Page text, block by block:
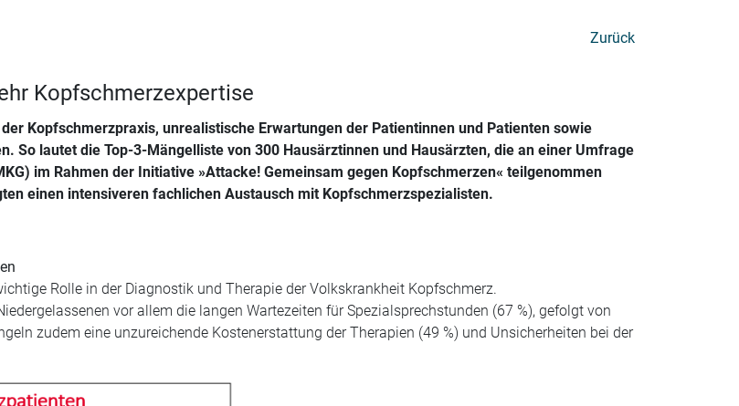
Zurück
Kopfschmerzexpertise
Kopfschmerzpraxis, unrealistische Erwartungen der Patientinnen und Patienten sowie
So lautet die Top-3-Mängelliste von 300 Hausärztinnen und Hausärzten, die an einer Umfrage
im Rahmen der Initiative »Attacke! Gemeinsam gegen Kopfschmerzen« teilgenommen
einen intensiveren fachlichen Austausch mit Kopfschmerzspezialisten.
Rolle in der Diagnostik und Therapie der Volkskrankheit Kopfschmerz.
vor allem die langen Wartezeiten für Spezialsprechstunden (67 %), gefolgt von
zudem eine unzureichende Kostenerstattung der Therapien (49 %) und Unsicherheiten bei der